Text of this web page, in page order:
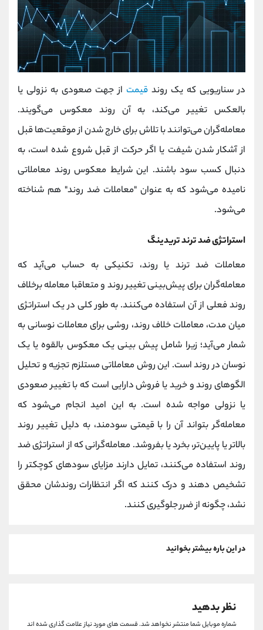
در سناریویی که یک روند قیمت از جهت صعودی به نزولی یا
بالعکس تغییر می‌کند، به آن روند معکوس می‌گویند.
معامله‌گران می‌توانند با تلاش برای خارج شدن از موقعیت‌ها قبل
از آشکار شدن شیفت یا اگر حرکت از قبل شروع شده است، به
دنبال کسب سود باشند. این شرایط معکوس روند معاملاتی
نامیده می‌شود که به عنوان "معاملات ضد روند" هم شناخته
می‌شود.
استراتژی ضد ترند تریدینگ
معاملات ضد ترند یا روند، تکنیکی به حساب می‌آید که
معامله‌گران برای پیش‌بینی تغییر روند و متعاقبا معامله برخلاف
روند فعلی از آن استفاده می‌کنند. به طور کلی در یک استراتژی
میان مدت، معاملات خلاف روند، روشی برای معاملات نوسانی به
شمار می‌آید؛ زیرا شامل پیش بینی یک معکوس بالقوه یا یک
نوسان در روند است. این روش معاملاتی مستلزم تجزیه و تحلیل
الگوهای روند و خرید یا فروش دارایی است که با تغییر صعودی
یا نزولی مواجه شده است. به این امید انجام می‌شود که
معامله‌گر بتواند آن را با قیمتی سودمند، به دلیل تغییر روند
بالاتر یا پایین‌تر، بخرد یا بفروشد. معامله‌گرانی که از استراتژی ضد
روند استفاده می‌کنند، تمایل دارند مزایای سودهای کوچکتر را
تشخیص دهند و درک کنند که اگر انتظارات روندشان محقق
نشد، چگونه از ضرر جلوگیری کنند.
در این باره بیشتر بخوانید
نظر بدهید
شماره موبایل شما منتشر نخواهد شد.قسمت های مورد نیاز علامت گذاری شده اند